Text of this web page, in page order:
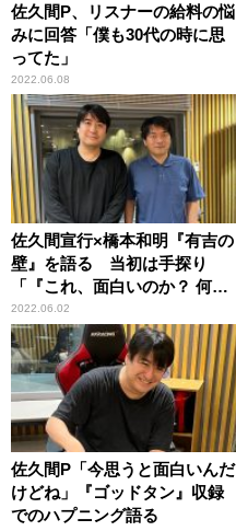
佐久間P、リスナーの給料の悩
みに回答「僕も30代の時に思
ってた」
2022.06.08
佐久間宣行×橋本和明『有吉の
壁』を語る 当初は手探り
「『これ、面白いのか？ 何や
ってんだ？』って」
2022.06.02
佐久間P「今思うと面白いんだ
けどね」『ゴッドタン』収録
でのハプニング語る